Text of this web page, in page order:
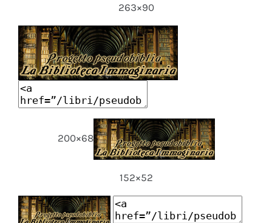
263×90
200×68
152×52